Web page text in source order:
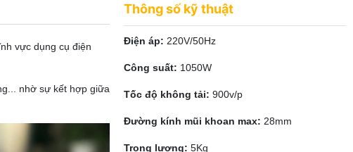
vực dụng cụ điện
nhờ sự kết hợp giữa
Thông số kỹ thuật
Điện áp: 220V/50Hz
Công suất: 1050W
Tốc độ không tải: 900v/p
Đường kính mũi khoan max: 28mm
Trọng lượng: 5Kg